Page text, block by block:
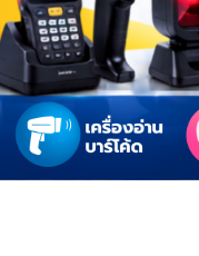
ใช้
แบ
กำลั
ขั้นต
เก็บ